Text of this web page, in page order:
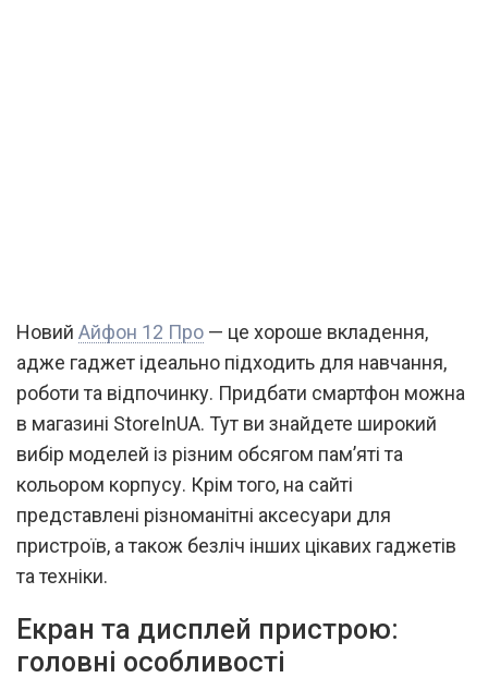
Новий Айфон 12 Про — це хороше вкладення,
адже гаджет ідеально підходить для навчання,
роботи та відпочинку. Придбати смартфон можна
в магазині StoreInUA. Тут ви знайдете широкий
вибір моделей із різним обсягом пам’яті та
кольором корпусу. Крім того, на сайті
представлені різноманітні аксесуари для
пристроїв, а також безліч інших цікавих гаджетів
та техніки.
Екран та дисплей пристрою:
головні особливості